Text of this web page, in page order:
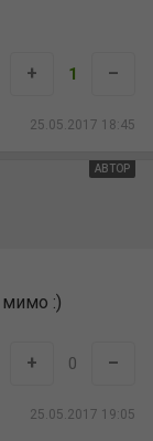
25.05.2017 18:45
+ 1 –
АВТОР
мимо :)
25.05.2017 19:05
+ 0 –